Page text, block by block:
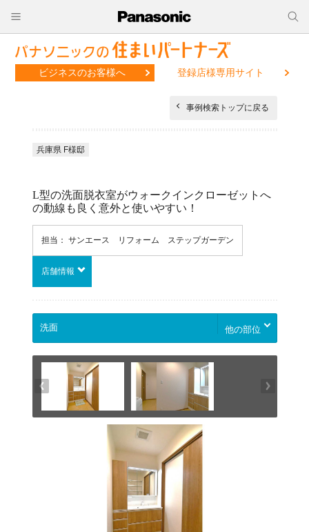
ビジネスのお客様へ 登録店様専用サイト
事例検索トップに戻る
兵庫県 F様邸
L型の洗面脱衣室がウォークインクローゼットへ
の動線も良く意外と使いやすい！
担当： サンエース リフォーム ステップガーデン
店舗情報
他の部位